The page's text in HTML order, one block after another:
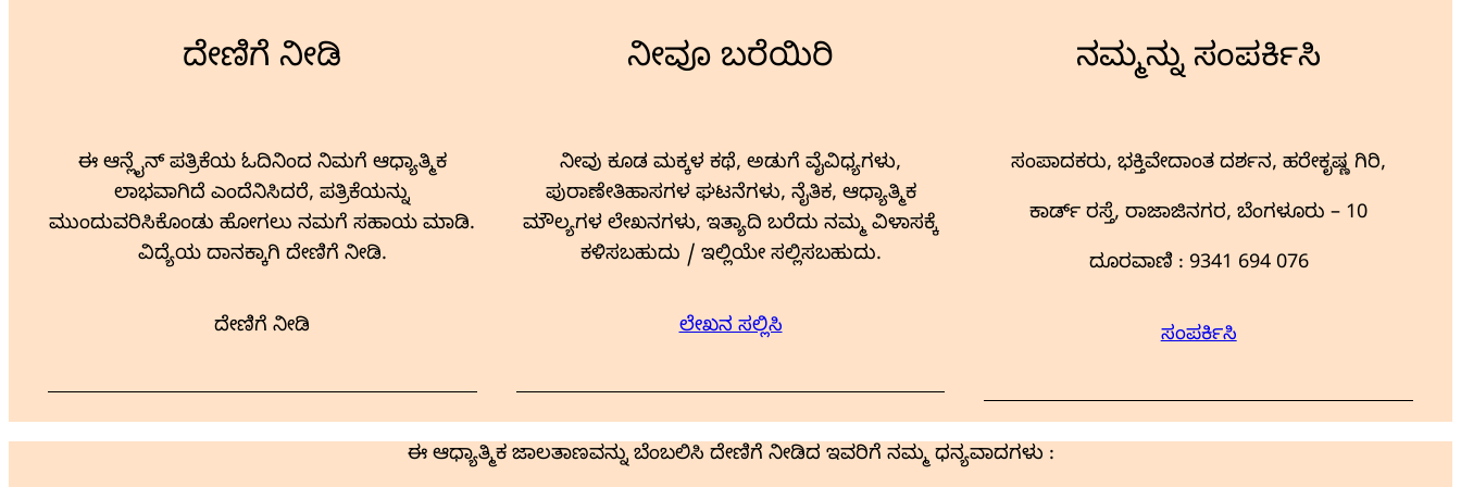
ದೇಣಿಗೆ ನೀಡಿ
ಈ ಆನ್ಲೈನ್ ಪತ್ರಿಕೆಯ ಓದಿನಿಂದ ನಿಮಗೆ ಆಧ್ಯಾತ್ಮಿಕ
ಲಾಭವಾಗಿದೆ ಎಂದೆನಿಸಿದರೆ, ಪತ್ರಿಕೆಯನ್ನು
ಮುಂದುವರಿಸಿಕೊಂಡು ಹೋಗಲು ನಮಗೆ ಸಹಾಯ ಮಾಡಿ.
ವಿದ್ಯೆಯ ದಾನಕ್ಕಾಗಿ ದೇಣಿಗೆ ನೀಡಿ.
ದೇಣಿಗೆ ನೀಡಿ
ನೀವೂ ಬರೆಯಿರಿ
ನೀವು ಕೂಡ ಮಕ್ಕಳ ಕಥೆ, ಅಡುಗೆ ವೈವಿಧ್ಯಗಳು,
ಪುರಾಣೇತಿಹಾಸಗಳ ಘಟನೆಗಳು, ನೈತಿಕ, ಆಧ್ಯಾತ್ಮಿಕ
ಮೌಲ್ಯಗಳ ಲೇಖನಗಳು, ಇತ್ಯಾದಿ ಬರೆದು ನಮ್ಮ ವಿಳಾಸಕ್ಕೆ
ಕಳಿಸಬಹುದು / ಇಲ್ಲಿಯೇ ಸಲ್ಲಿಸಬಹುದು.
ಲೇಖನ ಸಲ್ಲಿಸಿ
ನಮ್ಮನ್ನು ಸಂಪರ್ಕಿಸಿ
ಸಂಪಾದಕರು, ಭಕ್ತಿವೇದಾಂತ ದರ್ಶನ, ಹರೇಕೃಷ್ಣ ಗಿರಿ,
ಕಾರ್ಡ್ ರಸ್ತೆ, ರಾಜಾಜಿನಗರ, ಬೆಂಗಳೂರು – 10
ದೂರವಾಣಿ : 9341 694 076
ಸಂಪರ್ಕಿಸಿ
ಈ ಆಧ್ಯಾತ್ಮಿಕ ಜಾಲತಾಣವನ್ನು ಬೆಂಬಲಿಸಿ ದೇಣಿಗೆ ನೀಡಿದ ಇವರಿಗೆ ನಮ್ಮ ಧನ್ಯವಾದಗಳು :